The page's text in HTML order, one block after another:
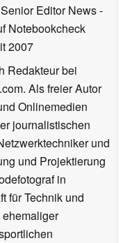
Editor News-
Notebookcheck
2007
Redakteur bei
Als freier Autor
Onlinemedien
journalistischen
und
und Projektierung
in
für Technik und